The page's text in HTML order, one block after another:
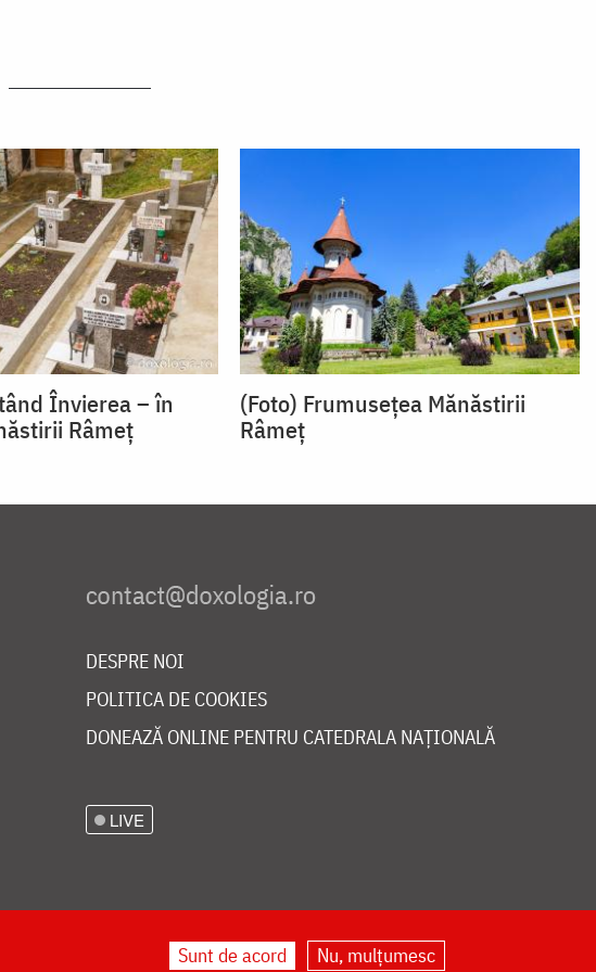
Învierea – în
Râmeț
(Foto) Frumusețea Mănăstirii
Râmeț
DESPRE NOI
POLITICA DE COOKIES
DONEAZĂ ONLINE PENTRU CATEDRALA NAȚIONALĂ
LIVE
Sunt de acord Nu, mulțumesc